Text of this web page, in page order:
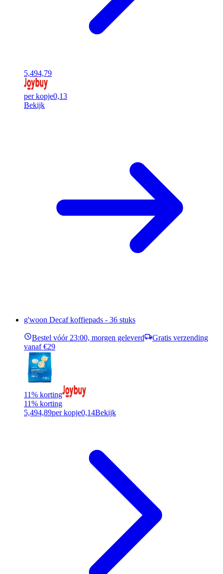
5,494,79
per kopje0,13
Bekijk
g'woon Decaf koffiepads - 36 stuks
Bestel vóór 23:00, morgen geleverd
Gratis verzending
vanaf €29
11% korting
11% korting
5,494,89per kopje0,14Bekijk